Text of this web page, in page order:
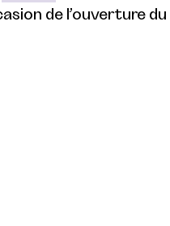
de l’ouverture